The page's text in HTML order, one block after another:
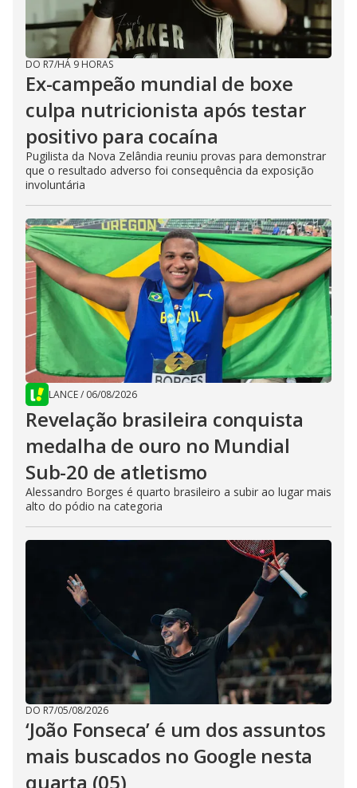
DO R7/HÁ 9 HORAS
Ex-campeão mundial de boxe
culpa nutricionista após testar
positivo para cocaína
Pugilista da Nova Zelândia reuniu provas para demonstrar
que o resultado adverso foi consequência da exposição
involuntária
LANCE/ 06/08/2026
Revelação brasileira conquista
medalha de ouro no Mundial
Sub-20 de atletismo
Alessandro Borges é quarto brasileiro a subir ao lugar mais
alto do pódio na categoria
DO R7/05/08/2026
‘João Fonseca’ é um dos assuntos
mais buscados no Google nesta
quarta (05)